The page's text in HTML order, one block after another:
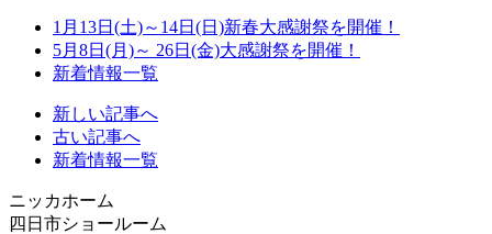
1月13日(土)～14日(日)新春大感謝祭を開催！
5月8日(月)～ 26日(金)大感謝祭を開催！
新着情報一覧
新しい記事へ
古い記事へ
新着情報一覧
ニッカホーム
四日市ショールーム